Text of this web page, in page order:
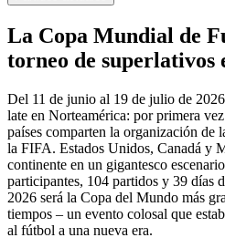
La Copa Mundial de
torneo de superlativos
Del 11 de junio al 19 de julio de
late en Norteamérica: por primera
países comparten la organización
la FIFA. Estados Unidos, Canadá y
continente en un gigantesco
participantes, 104 partidos y 39 días
2026 será la Copa del Mundo más
tiempos – un evento colosal que
al fútbol a una nueva era.